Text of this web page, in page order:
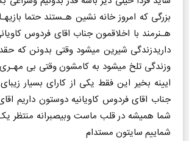
بزرگی که امروز خانه نشین هـستند حتما
هـنرمند با اخلاقمون جناب اقای فردوس
داریدزندگی شیرین میشود وقتی بدونن که
وزندگی تلخ میشود به کامشون وقتی بی مهـری
ایینه بخیر این فقط یکی از کارای بسیار
جناب اقای فردوس کاویانیه دوستون داریم
شما همیشه در قلب ماست وبیصبرانه منتظر یک
شماییم سایتون مستدام